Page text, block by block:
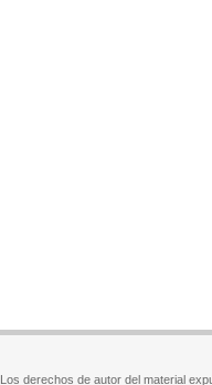
Los derechos de autor del material